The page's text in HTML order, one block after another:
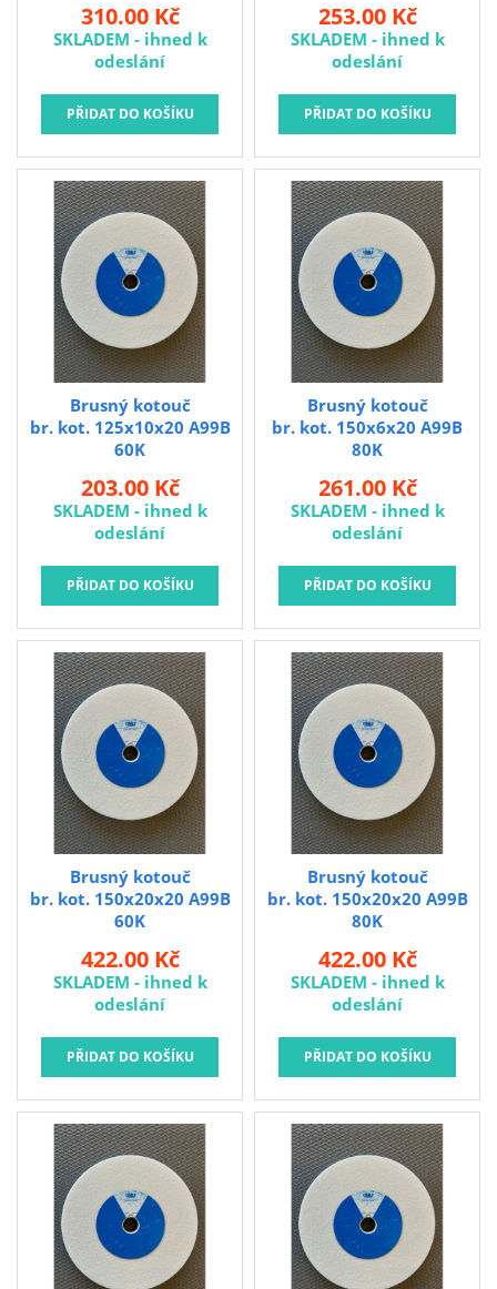
310.00 Kč
SKLADEM - ihned k
odeslání
253.00 Kč
SKLADEM - ihned k
odeslání
br. kot. 125x10x20 A99B
60K
Brusný kotouč
203.00 Kč
SKLADEM - ihned k
odeslání
br. kot. 150x6x20 A99B
80K
Brusný kotouč
261.00 Kč
SKLADEM - ihned k
odeslání
br. kot. 150x20x20 A99B
60K
Brusný kotouč
422.00 Kč
SKLADEM - ihned k
odeslání
br. kot. 150x20x20 A99B
80K
Brusný kotouč
422.00 Kč
SKLADEM - ihned k
odeslání